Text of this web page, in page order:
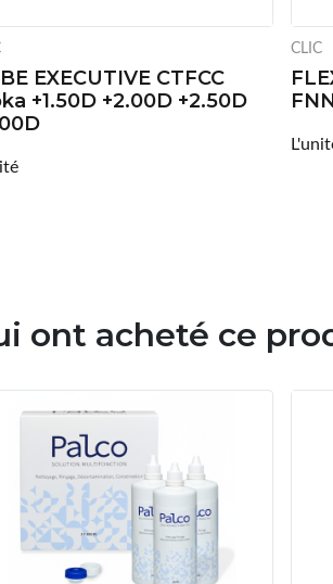
EXECUTIVE CTFCC
+1.50D +2.00D +2.50D
CLIC
ont acheté ce